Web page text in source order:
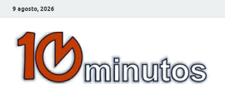
9 agosto, 2026